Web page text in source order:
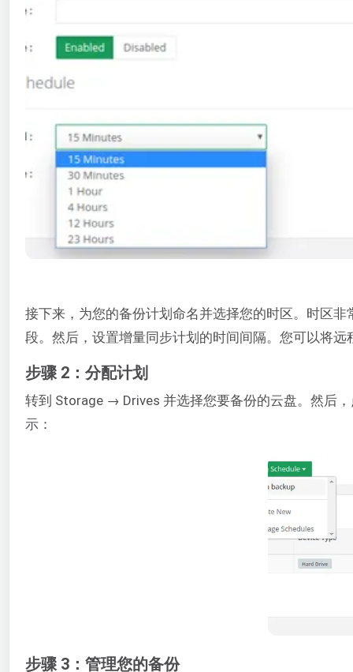
接下来，为您的备份计划命名并选择您的时区。时区
段。然后，设置增量同步计划的时间间隔。您可以将
步骤 2：分配计划
转到 Storage → Drives 并选择您要备份的云盘。然后
示：
步骤 3：管理您的备份